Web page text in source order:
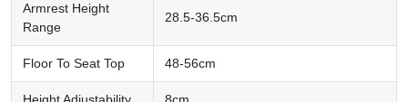
Armrest Height
Range
28.5-36.5cm
Floor To Seat Top 48-56cm